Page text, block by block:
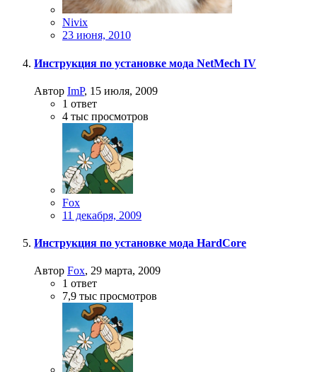
Nivix
23 июня, 2010
Инструкция по установке мода NetMech IV
Автор ImP, 15 июля, 2009
1 ответ
4 тыс просмотров
Fox
11 декабря, 2009
Инструкция по установке мода HardCore
Автор Fox, 29 марта, 2009
1 ответ
7,9 тыс просмотров